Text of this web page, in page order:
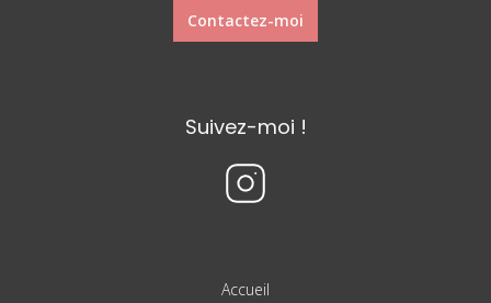
Contactez-moi
Suivez-moi !
Accueil